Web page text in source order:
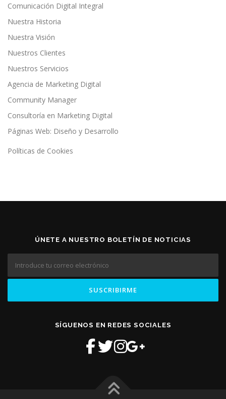
Comunicación Digital Integral
Nuestra Historia
Nuestra Visión
Nuestros Clientes
Nuestros Servicios
Agencia de Marketing Digital
Community Manager
Consultoría en Marketing Digital
Páginas Web: Diseño y Desarrollo
Políticas de Cookies
ÚNETE A NUESTRO BOLETÍN DE NOTICIAS
SÍGUENOS EN REDES SOCIALES